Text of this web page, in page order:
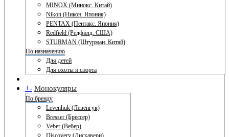
MINOX (Минокс. Китай)
Nikon (Никон. Япония)
PENTAX (Пентакс. Япония)
Redfield (Редфилд. США)
STURMAN (Штурман. Китай)
По назначению
Для детей
Для охоты и спорта
+- Монокуляры
По бренду
Levenhuk (Левенгук)
Bresser (Брессер)
Veber (Вебер)
Discovery (Дискавери)